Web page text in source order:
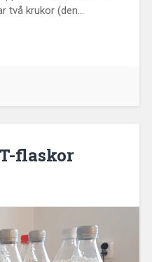
krukor (den...
flaskor